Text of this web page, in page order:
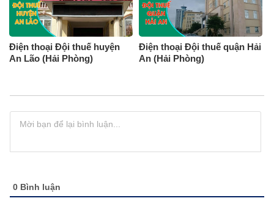
Điện thoại Đội thuế huyện
An Lão (Hải Phòng)
Điện thoại Đội thuế quận Hải
An (Hải Phòng)
0 Bình luận